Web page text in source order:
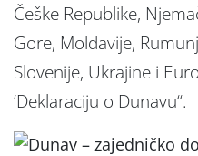
Češke Republike,
Gore, Moldavije,
Slovenije, Ukrajine i
‘Deklaraciju o Dunavu“.